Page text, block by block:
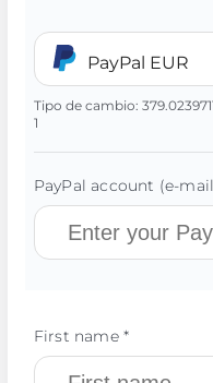
PayPal EUR
Tipo de cambio:
1
PayPal account (e-
First name *